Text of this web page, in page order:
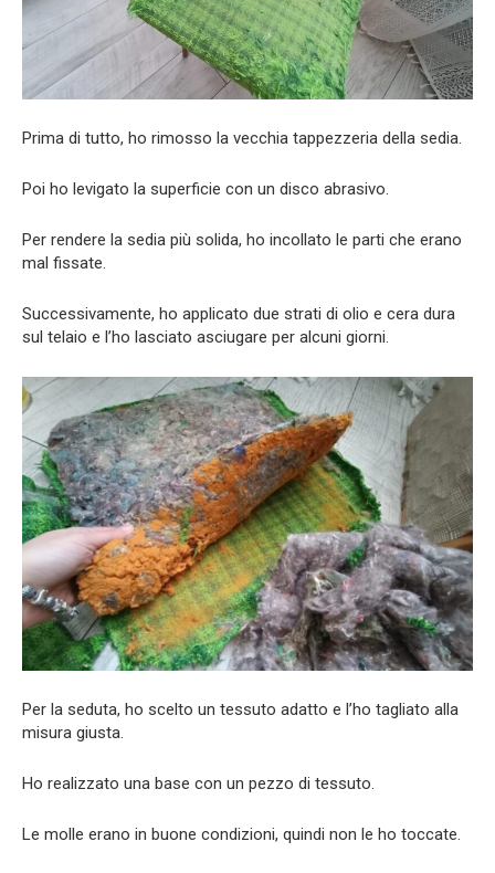
Prima di tutto, ho rimosso la vecchia tappezzeria della sedia.
Poi ho levigato la superficie con un disco abrasivo.
Per rendere la sedia più solida, ho incollato le parti che erano
mal fissate.
Successivamente, ho applicato due strati di olio e cera dura
sul telaio e l’ho lasciato asciugare per alcuni giorni.
Per la seduta, ho scelto un tessuto adatto e l’ho tagliato alla
misura giusta.
Ho realizzato una base con un pezzo di tessuto.
Le molle erano in buone condizioni, quindi non le ho toccate.